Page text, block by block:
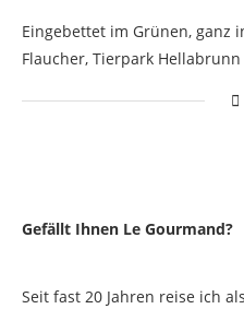
Eingebettet im Grünen, ganz
Flaucher, Tierpark
Gefällt Ihnen Le Gourmand?
Seit fast 20 Jahren reise ich